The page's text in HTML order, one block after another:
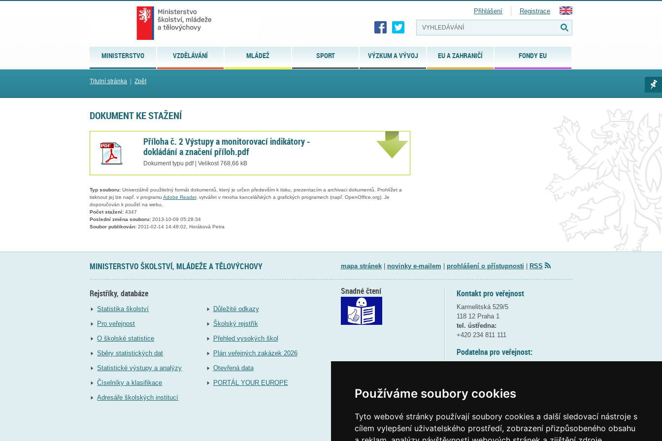
Používáme soubory cookies
Tyto webové stránky používají soubory cookies a další sledovací nástroje s
cílem vylepšení uživatelského prostředí, zobrazení přizpůsobeného obsahu
MINISTERSTVO VZDĚLÁVÁNÍ MLÁDEŽ SPORT VÝZKUM A VÝVOJ EU A ZAHRANIČÍ FONDY EU
Přihlášení Registrace
Titulní stránka Zpět
DOKUMENT KE STAŽENÍ
Příloha č. 2 Výstupy a monitorovací indikátory -
dokládání a značení příloh.pdf
Dokument typu pdf | Velikost 768,66 kB
Typ souboru: Univerzálně použitelný formát dokumentů, který je určen především k tisku, prezentacím a archivaci dokumentů. Prohlížet a
tisknout jej lze např. v programu Adobe Reader, vytvářet v mnoha kancelářských a grafických programech (např. OpenOffice.org). Je
doporučován k použití na webu.
Počet stažení: 4347
Poslední změna souboru: 2013-10-09 05:28:34
Soubor publikován: 2011-02-14 14:48:02, Horáková Petra
MINISTERSTVO ŠKOLSTVÍ, MLÁDEŽE A TĚLOVÝCHOVY mapa stránek| novinky e-mailem prohlášení o přístupnosti RSS
Rejstříky, databáze
Statistika školství
Pro veřejnost
O školské statistice
Sběry statistických dat
Statistické výstupy a analýzy
Číselníky a klasifikace
Adresáře školských institucí
Důležité odkazy
Školský rejstřík
Přehled vysokých škol
Plán veřejných zakázek 2026
Otevřená data
PORTÁL YOUR EUROPE
Kontakt pro veřejnost
Karmelitská 529/5
118 12 Praha 1
tel. ústředna:
+420 234 811 111
Podatelna pro veřejnost:
(více informací
Elektronická podatelna:
Snadné čtení